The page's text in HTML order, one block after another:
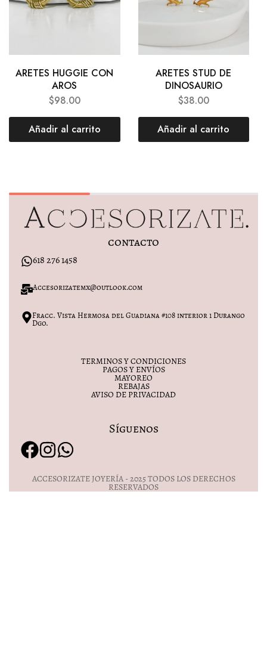
ARETES HUGGIE CON
AROS
$98.00
Añadir al carrito
ARETES STUD DE
DINOSAURIO
$38.00
Añadir al carrito
contacto
618 276 1458
Accesorizatemx@outlook.com
Fracc. Vista Hermosa del Guadiana #108 interior 1 Durango
Dgo.
TERMINOS Y CONDICIONES
PAGOS Y ENVÍOS
MAYOREO
REBAJAS
AVISO DE PRIVACIDAD
Síguenos
ACCESORIZATE JOYERÍA - 2025 TODOS LOS DERECHOS
RESERVADOS